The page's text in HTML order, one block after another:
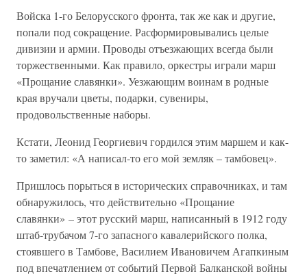
Войска 1-го Белорусского фронта, так же как и другие,
попали под сокращение. Расформировывались целые
дивизии и армии. Проводы отъезжающих всегда были
торжественными. Как правило, оркестры играли марш
«Прощание славянки». Уезжающим воинам в родные
края вручали цветы, подарки, сувениры,
продовольственные наборы.
Кстати, Леонид Георгиевич гордился этим маршем и как-
то заметил: «А написал-то его мой земляк – тамбовец».
Пришлось порыться в исторических справочниках, и там
обнаружилось, что действительно «Прощание
славянки» – этот русский марш, написанный в 1912 году
штаб-трубачом 7-го запасного кавалерийского полка,
стоявшего в Тамбове, Василием Ивановичем Агапкиным
под впечатлением от событий Первой Балканской войны